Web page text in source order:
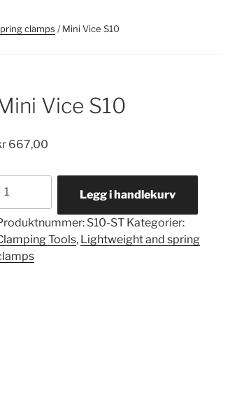
clamps / Mini Vice S10
Vice S10
667,00
Vice
Legg i handlekurv
S10-ST Kategorier:
Tools, Lightweight and spring